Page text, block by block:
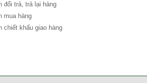
đổi trả, trả lại hàng
mua hàng
chiết khấu giao hàng